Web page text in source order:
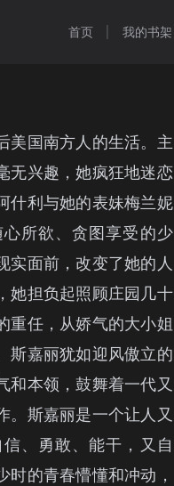
首页 我的书架
美国南方人的生活。主
无兴趣，她疯狂地迷恋
什利与她的表妹梅兰妮
所欲、贪图享受的少
实面前，改变了她的人
她担负起照顾庄园几十
重任，从娇气的大小姐
斯嘉丽犹如迎风傲立的
和本领，鼓舞着一代又
。斯嘉丽是一个让人又
、勇敢、能干，又自
时的青春懵懂和冲动，